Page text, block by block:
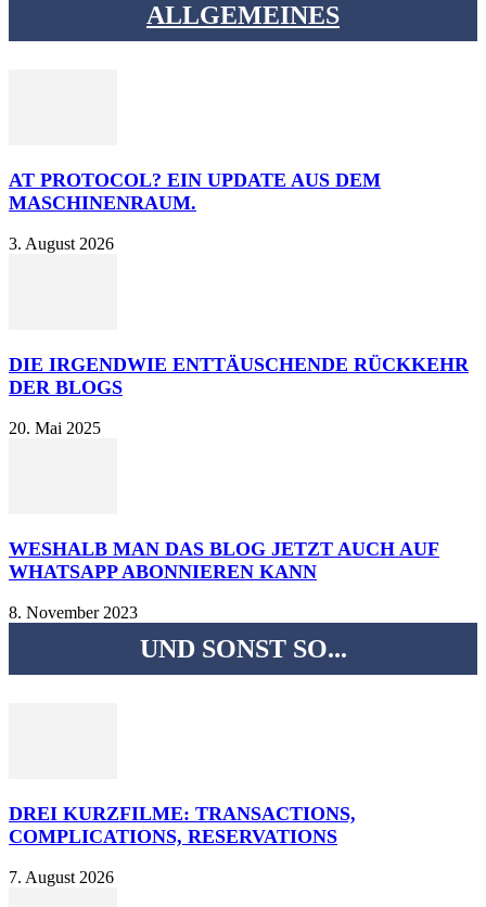
ALLGEMEINES
AT PROTOCOL? EIN UPDATE AUS DEM
MASCHINENRAUM.
3. August 2026
DIE IRGENDWIE ENTTÄUSCHENDE RÜCKKEHR
DER BLOGS
20. Mai 2025
WESHALB MAN DAS BLOG JETZT AUCH AUF
WHATSAPP ABONNIEREN KANN
8. November 2023
UND SONST SO...
DREI KURZFILME: TRANSACTIONS,
COMPLICATIONS, RESERVATIONS
7. August 2026